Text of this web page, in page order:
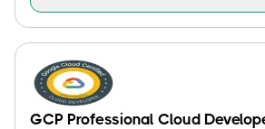
GCP Professional Cloud